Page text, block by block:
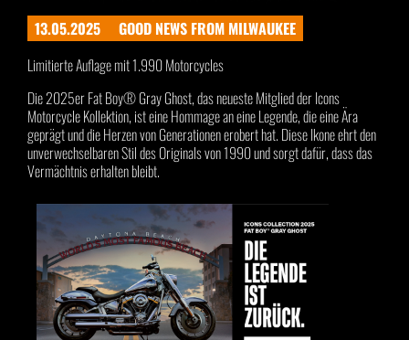
13.05.2025
GOOD NEWS FROM MILWAUKEE
Limitierte Auflage mit 1.990 Motorcycles
Die 2025er Fat Boy® Gray Ghost, das neueste Mitglied der Icons
Motorcycle Kollektion, ist eine Hommage an eine Legende, die eine Ära
geprägt und die Herzen von Generationen erobert hat. Diese Ikone ehrt den
unverwechselbaren Stil des Originals von 1990 und sorgt dafür, dass das
Vermächtnis erhalten bleibt.